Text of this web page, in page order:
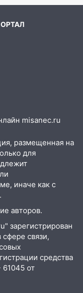
две области
августа
13-
в
в Волге
каждый
Налейка
misanec.ru
размещенная на
для
иначе как с
авторов.
зарегистрирован
связи,
средства
от